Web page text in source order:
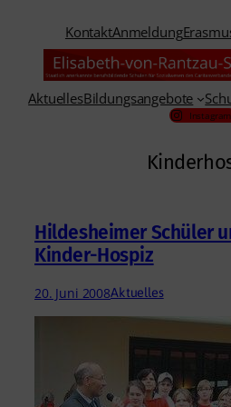
springen
KontaktAnmeldung
AktuellesBildungsangebote
Instagram
Hildesheimer Schüler
Kinder-Hospiz
20. Juni 2008Aktuelles